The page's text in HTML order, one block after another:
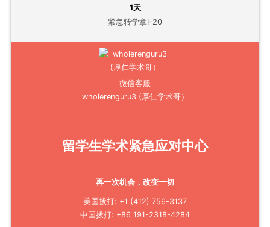
1天
紧急转学拿I-20
微信客服
wholerenguru3 (厚仁学术哥）
留学生学术紧急应对中心
再一次机会，改变一切
美国拨打: +1 (412) 756-3137
中国拨打: +86 191-2318-4284